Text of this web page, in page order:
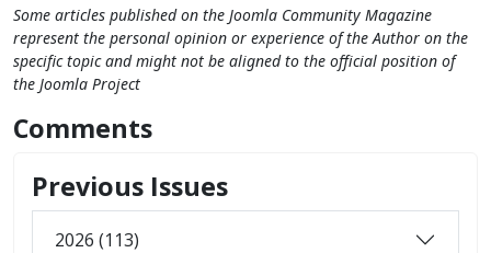
Some articles published on the Joomla Community Magazine
represent the personal opinion or experience of the Author on the
specific topic and might not be aligned to the official position of
the Joomla Project
Comments
Previous Issues
2026 (113)